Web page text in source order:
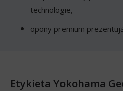
technologie,
opony premium
Etykieta Yokohama